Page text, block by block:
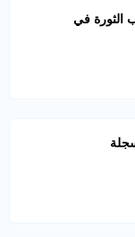
الثورة في